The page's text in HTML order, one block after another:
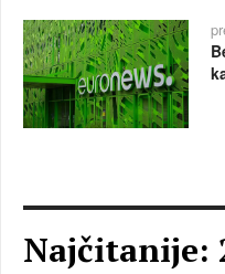
Najčitanije: